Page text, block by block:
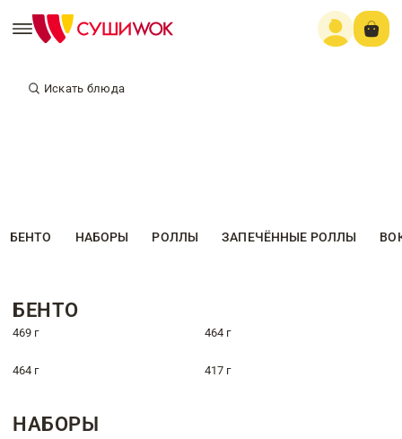
Искать блюда
БЕНТО НАБОРЫ РОЛЛЫ ЗАПЕЧЁННЫЕ РОЛЛЫ
БЕНТО
469 г 464 г
464 г 417 г
НАБОРЫ